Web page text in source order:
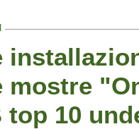
mostre
10